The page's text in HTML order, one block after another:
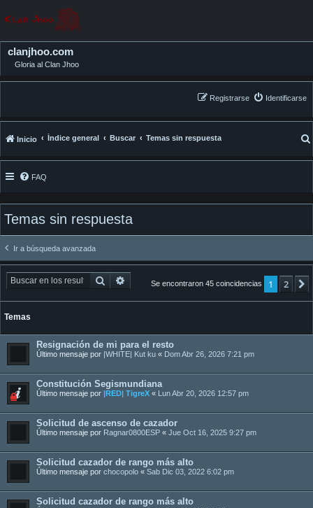
clanjhoo.com
Gloria al Clan Jhoo
Identificarse
Registrarse
Inicio Índice general Buscar Temas sin respuesta
FAQ
Temas sin respuesta
Ir a búsqueda avanzada
Buscar Búsqueda avanzada
Se encontraron 45 coincidencias 1 2
Temas
Resignación de mi para el resto
Último mensaje por |WHITE| Kut ku « Dom Abr 26, 2026 7:21 pm
Constitución Segismundiana
Último mensaje por |RED| TigreX « Lun Abr 20, 2026 12:57 pm
Solicitud de ascenso de cazador
Último mensaje por Ragnar0800ESP « Jue Oct 16, 2025 9:27 pm
Solicitud cazador de rango más alto
Último mensaje por chocopolo « Sab Dic 03, 2022 6:02 pm
Solicitud cazador de rango más alto